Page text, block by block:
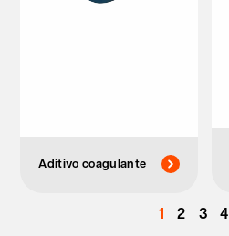
Aditivo coagulante
1 2 3 4